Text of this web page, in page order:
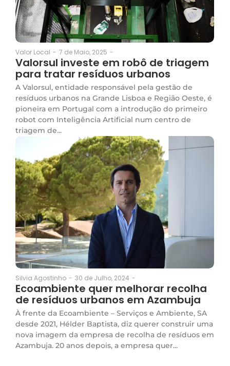
Valor Local - 7 de Maio, 2025 -
Valorsul investe em robô de triagem
para tratar resíduos urbanos
A Valorsul, entidade responsável pela gestão de
resíduos urbanos na Grande Lisboa e Região Oeste, é
pioneira em Portugal com a introdução do primeiro
robot com Inteligência Artificial num centro de
triagem de...
Silvia Agostinho - 30 de Julho, 2024 -
Ecoambiente quer melhorar recolha
de resíduos urbanos em Azambuja
À frente da Ecoambiente – Serviços e Ambiente, SA
desde 2021, Hélder Baptista, diz querer construir uma
nova imagem da empresa de recolha de resíduos em
Azambuja. 20 anos depois, a empresa quer...